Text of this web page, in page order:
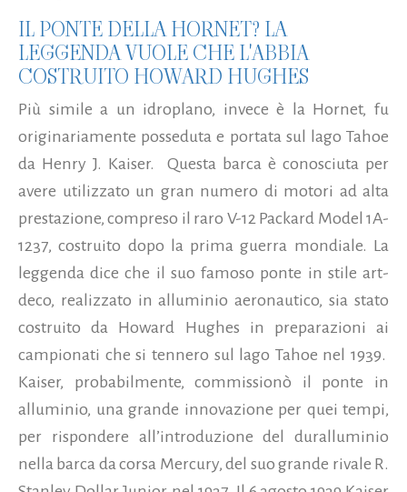
IL PONTE DELLA HORNET? LA
LEGGENDA VUOLE CHE L'ABBIA
COSTRUITO HOWARD HUGHES
Più simile a un idroplano, invece è la Hornet, fu
originariamente posseduta e portata sul lago Tahoe
da Henry J. Kaiser. Questa barca è conosciuta per
avere utilizzato un gran numero di motori ad alta
prestazione, compreso il raro V-12 Packard Model 1A-
1237, costruito dopo la prima guerra mondiale. La
leggenda dice che il suo famoso ponte in stile art-
deco, realizzato in alluminio aeronautico, sia stato
costruito da Howard Hughes in preparazioni ai
campionati che si tennero sul lago Tahoe nel 1939.
Kaiser, probabilmente, commissionò il ponte in
alluminio, una grande innovazione per quei tempi,
per rispondere all’introduzione del duralluminio
nella barca da corsa Mercury, del suo grande rivale R.